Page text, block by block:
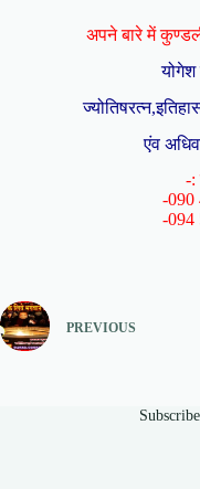
अपने बारे में
योगेश
एंव
-:
-090
-094
PREVIOUS